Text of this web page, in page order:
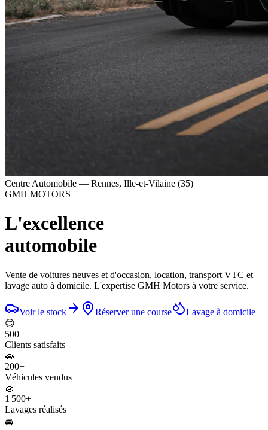
Centre Automobile — Rennes, Ille-et-Vilaine (35)
GMH MOTORS
L'excellence
automobile
Vente de voitures neuves et d'occasion, location, transport VTC et
lavage auto à domicile. L'expertise GMH Motors à votre service.
Voir le stock Réserver une course
Lavage à domicile
😊
500+
Clients satisfaits
🚗
200+
Véhicules vendus
🧽
1 500+
Lavages réalisés
🚘